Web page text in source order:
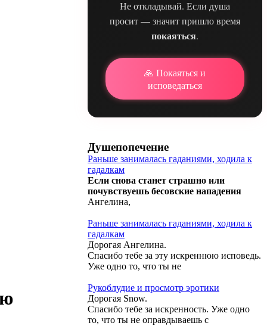
Не откладывай. Если душа
просит — значит пришло время
покаяться.
🙏 Покаяться и
исповедаться
Душепопечение
Раньше занималась гаданиями, ходила к
гадалкам
Если снова станет страшно или
почувствуешь бесовские нападения
Ангелина,
Раньше занималась гаданиями, ходила к
гадалкам
Дорогая Ангелина.
Спасибо тебе за эту искреннюю исповедь.
Уже одно то, что ты не
Рукоблудие и просмотр эротики
Дорогая Snow.
Спасибо тебе за искренность. Уже одно
то, что ты не оправдываешь с